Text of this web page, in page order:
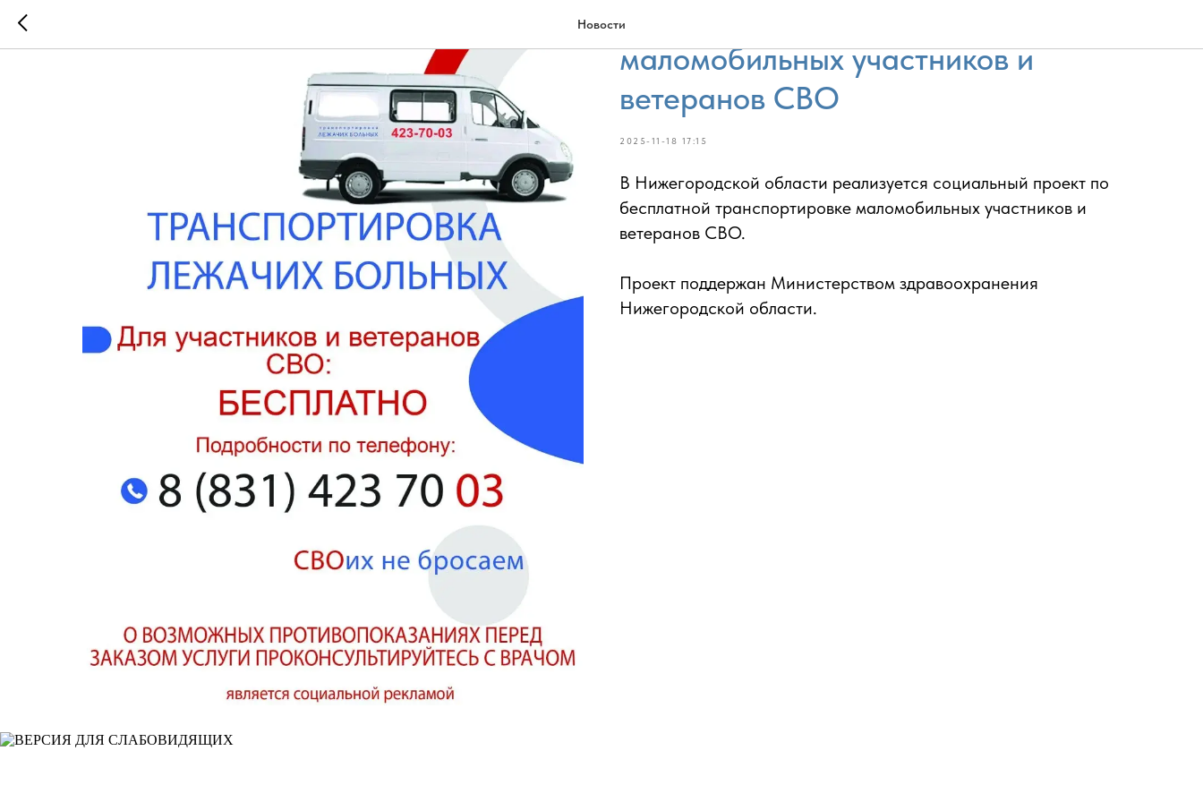
НовостиБесплатная транспортировка
маломобильных участников и
ветеранов СВО
2025-11-18 17:15
В Нижегородской области реализуется социальный проект по
бесплатной транспортировке маломобильных участников и
ветеранов СВО.
Проект поддержан Министерством здравоохранения
Нижегородской области.